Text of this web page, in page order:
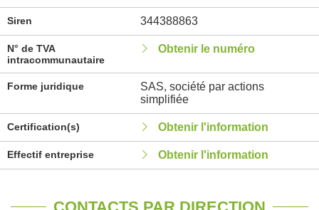
Siren 344388863
N° de TVA
intracommunautaire
Obtenir le numéro
Forme juridique
SAS, société par actions
simplifiée
Certification(s) Obtenir l'information
Effectif entreprise Obtenir l'information